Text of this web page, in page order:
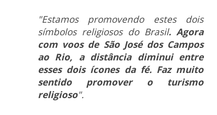
"Estamos promovendo estes dois
símbolos religiosos do Brasil. Agora
com voos de São José dos Campos
ao Rio, a distância diminui entre
esses dois ícones da fé. Faz muito
sentido promover o turismo
religioso".